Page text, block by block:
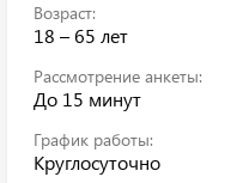
Возраст:
18 – 65 лет
Рассмотрение анкеты:
До 15 минут
График работы:
Круглосуточно